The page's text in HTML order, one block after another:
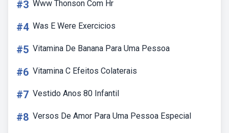
#3 Www Thonson Com Hr
#4 Was E Were Exercicios
#5 Vitamina De Banana Para Uma Pessoa
#6 Vitamina C Efeitos Colaterais
#7 Vestido Anos 80 Infantil
#8 Versos De Amor Para Uma Pessoa Especial